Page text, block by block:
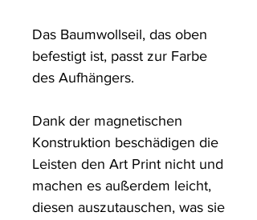
Das Baumwollseil, das oben
befestigt ist, passt zur Farbe
des Aufhängers.
Dank der magnetischen
Konstruktion beschädigen die
Leisten den Art Print nicht und
machen es außerdem leicht,
diesen auszutauschen, was sie